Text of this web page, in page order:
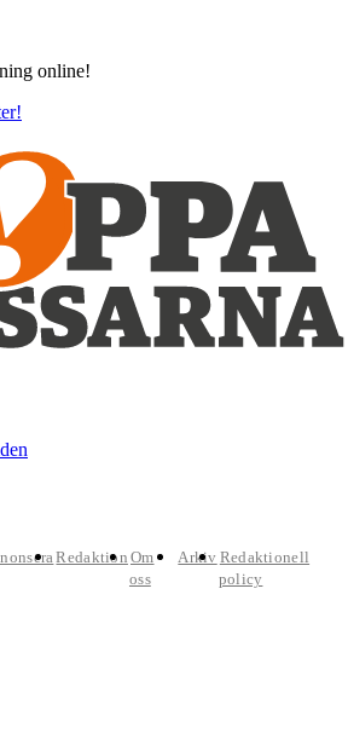
online!
Redaktion Om
oss
Arkiv Redaktionell
policy